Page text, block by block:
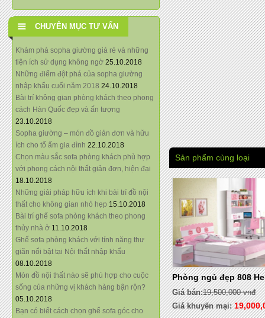
CHUYÊN MỤC TƯ VẤN
Khám phá sopha giường giá rẻ và những
tiện ích sử dụng không ngờ 25.10.2018
Những điểm đột phá của sopha giường
nhập khẩu cuối năm 2018 24.10.2018
Bài trí không gian phòng khách theo phong
cách Hàn Quốc đẹp và ấn tượng
23.10.2018
Sopha giường – món đồ giản đơn và hữu
ích cho tổ ấm gia đình 22.10.2018
Chọn màu sắc sofa phòng khách phù hợp
với phong cách nội thất giản đơn, hiện đại
18.10.2018
Những giải pháp hữu ích khi bài trí đồ nội
thất cho không gian nhỏ hẹp 15.10.2018
Bài trí ghế sofa phòng khách theo phong
thủy nhà ở 11.10.2018
Ghế sofa phòng khách với tính năng thư
giãn nổi bật tại Nội thất nhập khẩu
08.10.2018
Món đồ nội thất nào sẽ phù hợp cho cuộc
sống của những vị khách hàng bận rộn?
05.10.2018
Bạn có biết cách chọn ghế sofa góc cho
Sản phẩm cùng loại
Phòng ngủ đẹp 808
Giá bán:19,500,000 vnđ
Giá khuyến mại: